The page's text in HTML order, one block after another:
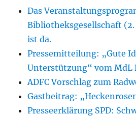
Das
Bibliotheksgesellschaft
ist da.
Pressemitteilung: „Gute
Unterstützung“ vom MdL
ADFC Vorschlag zum
Gastbeitrag:
Presseerklärung SPD: